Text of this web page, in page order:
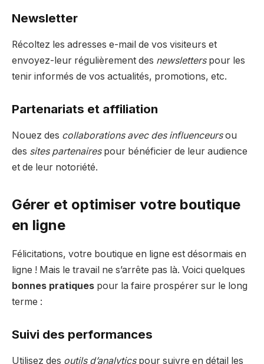
Newsletter
Récoltez les adresses e-mail de vos visiteurs et
envoyez-leur régulièrement des newsletterspour les
tenir informés de vos actualités, promotions, etc.
Partenariats et affiliation
Nouez des collaborations avec des influenceursou
des sites partenairespour bénéficier de leur audience
et de leur notoriété.
Gérer et optimiser votre boutique
en ligne
Félicitations, votre boutique en ligne est désormais en
ligne ! Mais le travail ne s’arrête pas là. Voici quelques
bonnes pratiques pour la faire prospérer sur le long
terme :
Suivi des performances
Utilisez des outils d’analyticspour suivre en détail les